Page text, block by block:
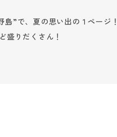
”で、夏の思い出の１ページ！
盛りだくさん！